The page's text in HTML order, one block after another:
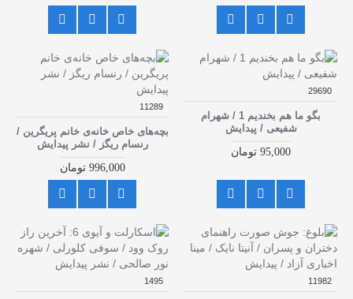
29690
بگو ما هم بخندیم 1 / شهرام
شفیعی / پیدایش
95,000 تومان
11289
بچه‌های خاص خانه‌ی خانم پریگرین /
رنسام ریگز / نشر پیدایش
996,000 تومان
11982
1495